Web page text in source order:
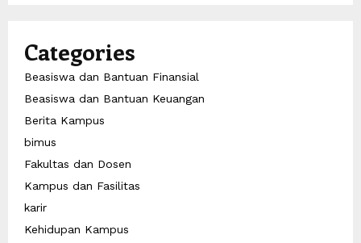
Categories
Beasiswa dan Bantuan Finansial
Beasiswa dan Bantuan Keuangan
Berita Kampus
bimus
Fakultas dan Dosen
Kampus dan Fasilitas
karir
Kehidupan Kampus